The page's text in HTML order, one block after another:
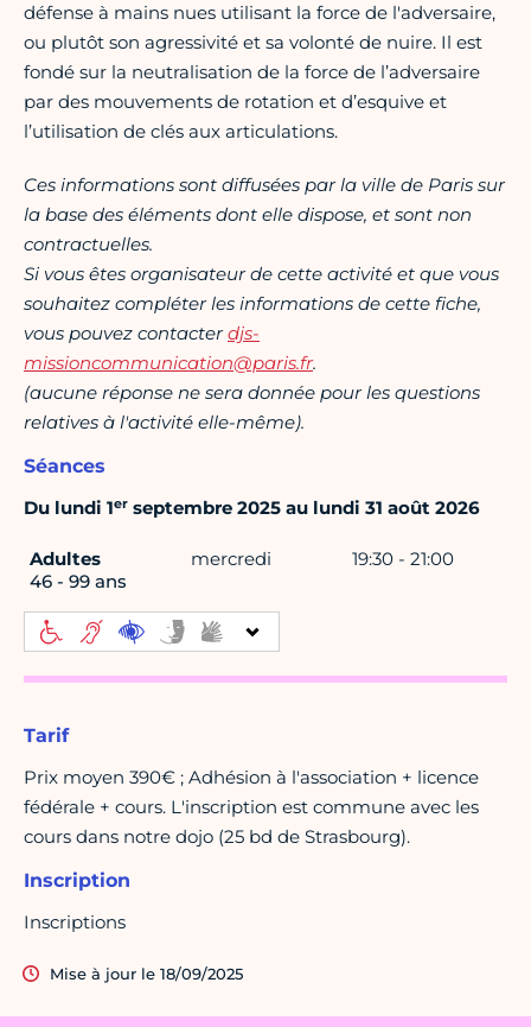
défense à mains nues utilisant la force de l'adversaire,
ou plutôt son agressivité et sa volonté de nuire. Il est
fondé sur la neutralisation de la force de l’adversaire
par des mouvements de rotation et d’esquive et
l’utilisation de clés aux articulations.
Ces informations sont diffusées par la ville de Paris sur
la base des éléments dont elle dispose, et sont non
contractuelles.
Si vous êtes organisateur de cette activité et que vous
souhaitez compléter les informations de cette fiche,
vous pouvez contacterdjs-
missioncommunication@paris.fr.
(aucune réponse ne sera donnée pour les questions
relatives à l'activité elle-même).
Séances
Du lundi 1er septembre 2025 au lundi 31 août 2026
Adultes
46 - 99 ans
mercredi 19:30 - 21:00
Tarif
Prix moyen 390€ ; Adhésion à l'association + licence
fédérale + cours. L'inscription est commune avec les
cours dans notre dojo (25 bd de Strasbourg).
Inscription
Inscriptions
Mise à jour le 18/09/2025